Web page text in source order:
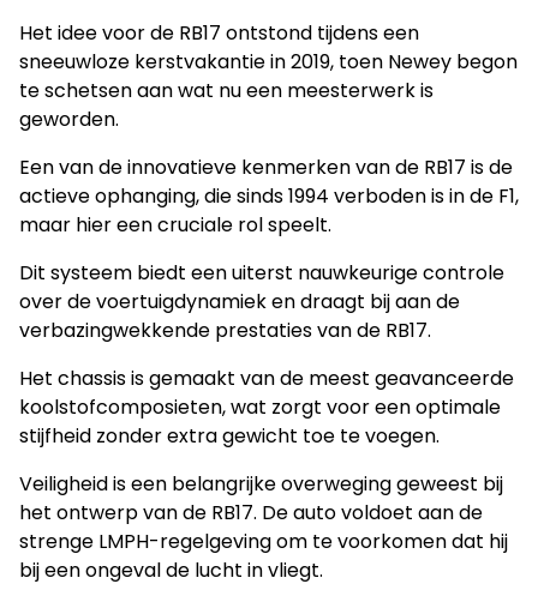
Het idee voor de RB17 ontstond tijdens een
sneeuwloze kerstvakantie in 2019, toen Newey begon
te schetsen aan wat nu een meesterwerk is
geworden.
Een van de innovatieve kenmerken van de RB17 is de
actieve ophanging, die sinds 1994 verboden is in de F1,
maar hier een cruciale rol speelt.
Dit systeem biedt een uiterst nauwkeurige controle
over de voertuigdynamiek en draagt bij aan de
verbazingwekkende prestaties van de RB17.
Het chassis is gemaakt van de meest geavanceerde
koolstofcomposieten, wat zorgt voor een optimale
stijfheid zonder extra gewicht toe te voegen.
Veiligheid is een belangrijke overweging geweest bij
het ontwerp van de RB17. De auto voldoet aan de
strenge LMPH-regelgeving om te voorkomen dat hij
bij een ongeval de lucht in vliegt.